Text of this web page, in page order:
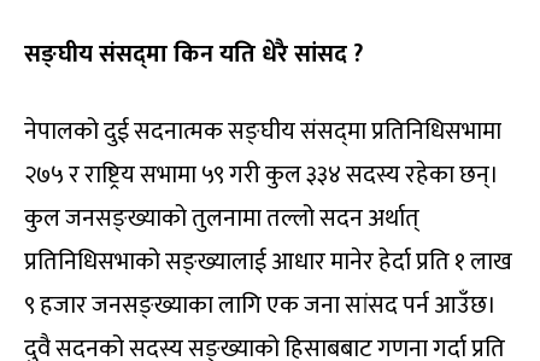
सङ्घीय संसद्‌मा किन यति धेरै सांसद?
नेपालको दुई सदनात्मक सङ्घीय संसद्‌मा प्रतिनिधिसभामा
२७५ र राष्ट्रिय सभामा ५९ गरी कुल ३३४ सदस्य रहेका छन्।
कुल जनसङ्ख्याको तुलनामा तल्लो सदन अर्थात्
प्रतिनिधिसभाको सङ्ख्यालाई आधार मानेर हेर्दा प्रति १ लाख
९ हजार जनसङ्ख्याका लागि एक जना सांसद पर्न आउँछ।
दुवै सदनको सदस्य सङ्ख्याको हिसाबबाट गणना गर्दा प्रति